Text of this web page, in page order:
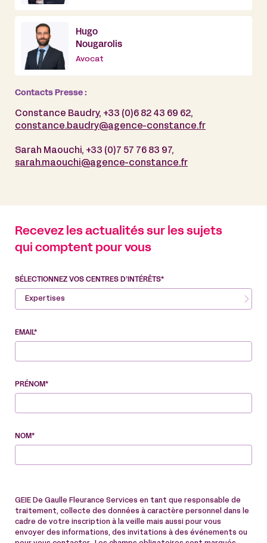
Hugo
Nougarolis
Avocat
Contacts Presse :
Constance Baudry, +33 (0)6 82 43 69 62,
constance.baudry@agence-constance.fr
Sarah Maouchi, +33 (0)7 57 76 83 97,
sarah.maouchi@agence-constance.fr
Recevez les actualités sur les sujets
qui comptent pour vous
SÉLECTIONNEZ VOS CENTRES D’INTÉRÊTS*
Expertises
EMAIL*
PRÉNOM*
NOM*
GEIE De Gaulle Fleurance Services en tant que responsable de
traitement, collecte des données à caractère personnel dans le
cadre de votre inscription à la veille mais aussi pour vous
envoyer des informations, des invitations à des événements ou